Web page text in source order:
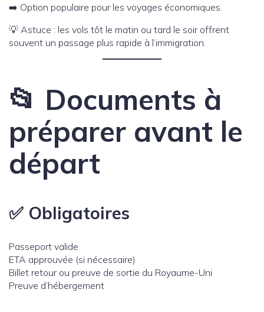
➡️ Option populaire pour les voyages économiques.
💡 Astuce : les vols tôt le matin ou tard le soir offrent
souvent un passage plus rapide à l’immigration.
📂 Documents à
préparer avant le
départ
✅ Obligatoires
Passeport valide
ETA approuvée (si nécessaire)
Billet retour ou preuve de sortie du Royaume-Uni
Preuve d’hébergement